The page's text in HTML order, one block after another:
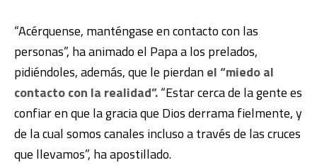
“Acérquense, manténgase en contacto con las
personas”, ha animado el Papa a los prelados,
pidiéndoles, además, que le pierdanel “miedo al
contacto con la realidad”.“Estar cerca de la gente es
confiar en que la gracia que Dios derrama fielmente, y
de la cual somos canales incluso a través de las cruces
que llevamos”, ha apostillado.